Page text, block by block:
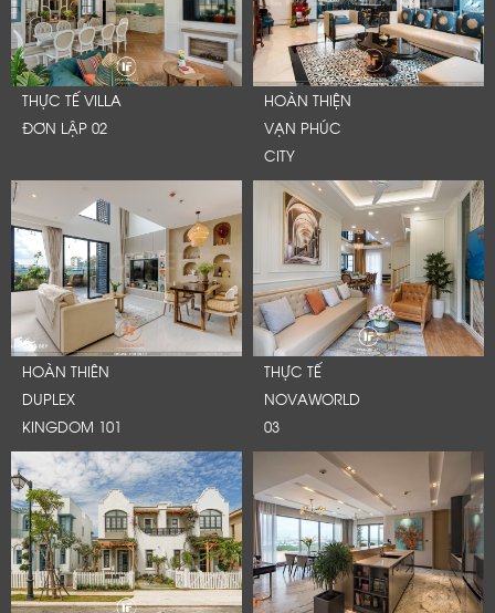
THỰC TẾ VILLA
ĐƠN LẬP 02
HOÀN THIỆN
VẠN PHÚC
CITY
HOÀN THIÊN
DUPLEX
KINGDOM 101
THỰC TẾ
NOVAWORLD
03
LỜI CẢM ƠN
LIFECONCEPT